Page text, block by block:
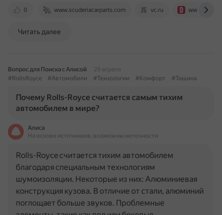
0 www.scuderiacarparts.com vc.ru
Читать далее
Вопрос для Поиска с Алисой
29 апреля
#RollsRoyce
#Автомобили #Технологии #Комфорт #Тишина
Почему Rolls-Royce считается самым тихим
автомобилем в мире?
Алиса
На основе источников, возможны неточности
Rolls-Royce считается тихим автомобилем
благодаря специальным технологиям
шумоизоляции. Некоторые из них: Алюминиевая
конструкция кузова. В отличие от стали, алюминий
поглощает больше звуков. Проблемные